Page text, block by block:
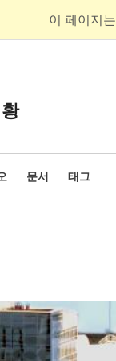
이 페이지
문서 태그